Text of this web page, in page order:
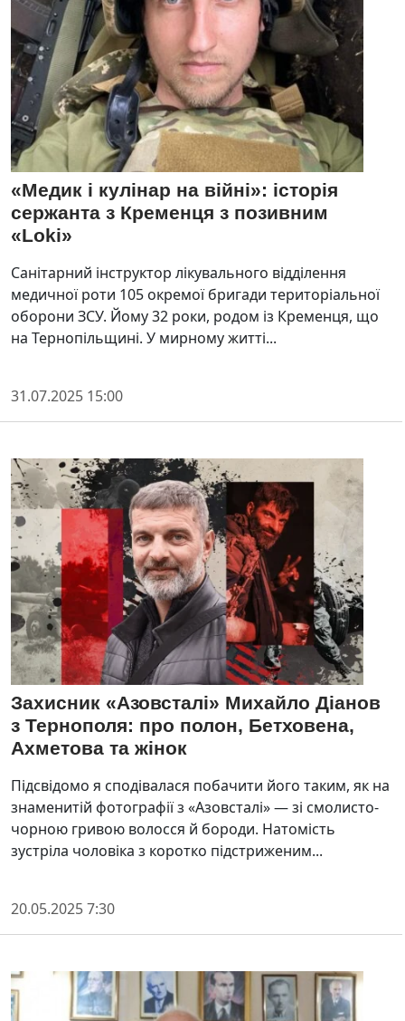
«Медик і кулінар на війні»: історія
сержанта з Кременця з позивним
«Loki»
Санітарний інструктор лікувального відділення
медичної роти 105 окремої бригади територіальної
оборони ЗСУ. Йому 32 роки, родом із Кременця, що
на Тернопільщині. У мирному житті...
31.07.2025 15:00
Захисник «Азовсталі» Михайло Діанов
з Тернополя: про полон, Бетховена,
Ахметова та жінок
Підсвідомо я сподівалася побачити його таким, як на
знаменитій фотографії з «Азовсталі» — зі смолисто-
чорною гривою волосся й бороди. Натомість
зустріла чоловіка з коротко підстриженим...
20.05.2025 7:30